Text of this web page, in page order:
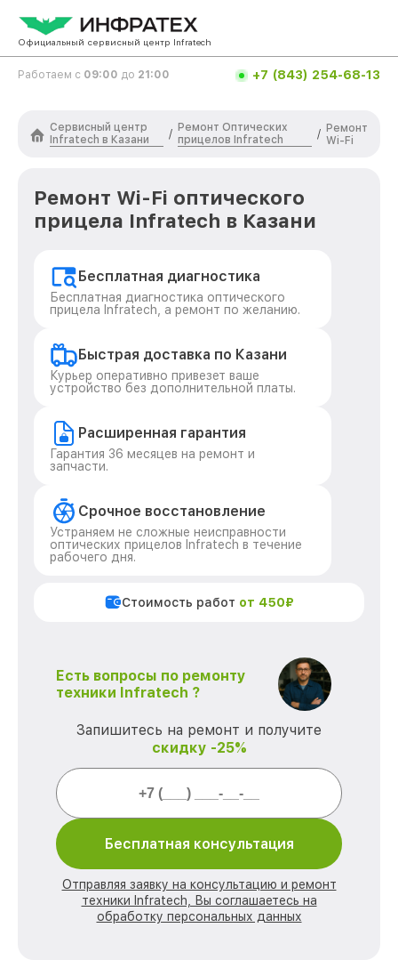
Официальный сервисный центр Infratech
Работаем с 09:00 до 21:00 +7 (843) 254-68-13
Сервисный центр
Infratech в Казани
/
Ремонт Оптических
прицелов Infratech
/ Ремонт
Wi-Fi
Ремонт Wi-Fi оптического
прицела Infratech в Казани
Бесплатная диагностика
Бесплатная диагностика оптического
прицела Infratech, а ремонт по желанию.
Быстрая доставка по Казани
Курьер оперативно привезет ваше
устройство без дополнительной платы.
Расширенная гарантия
Гарантия 36 месяцев на ремонт и
запчасти.
Срочное восстановление
Устраняем не сложные неисправности
оптических прицелов Infratech в течение
рабочего дня.
Стоимость работ от 450₽
Есть вопросы по ремонту
техники Infratech ?
Запишитесь на ремонт и получите
скидку -25%
Бесплатная консультация
Отправляя заявку на консультацию и ремонт
техники Infratech, Вы соглашаетесь на
обработку персональных данных